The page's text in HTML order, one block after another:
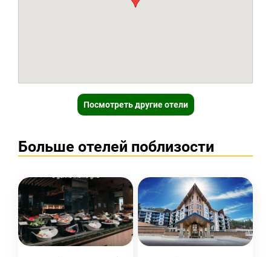
Посмотреть другие отели
Больше отелей поблизости